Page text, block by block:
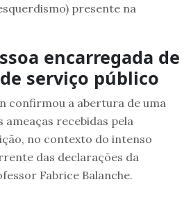
presente na
encarregada de
serviço público
confirmou a abertura de uma
ameaças recebidas pela
no contexto do intenso
das declarações da
Fabrice Balanche.